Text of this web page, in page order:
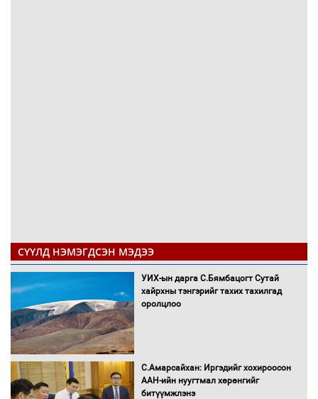
СҮҮЛД НЭМЭГДСЭН МЭДЭЭ
УИХ-ын дарга С.Бямбацогт Сутай
хайрхны тэнгэрийг тахих тахилгад
оролцлоо
С.Амарсайхан: Иргэдийг хохироосон
ААН-ийн нуугтмал хөрөнгийг
битүүмжлэнэ